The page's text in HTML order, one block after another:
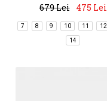
679 Lei
475 Lei
7 8 9 10 11 12
14